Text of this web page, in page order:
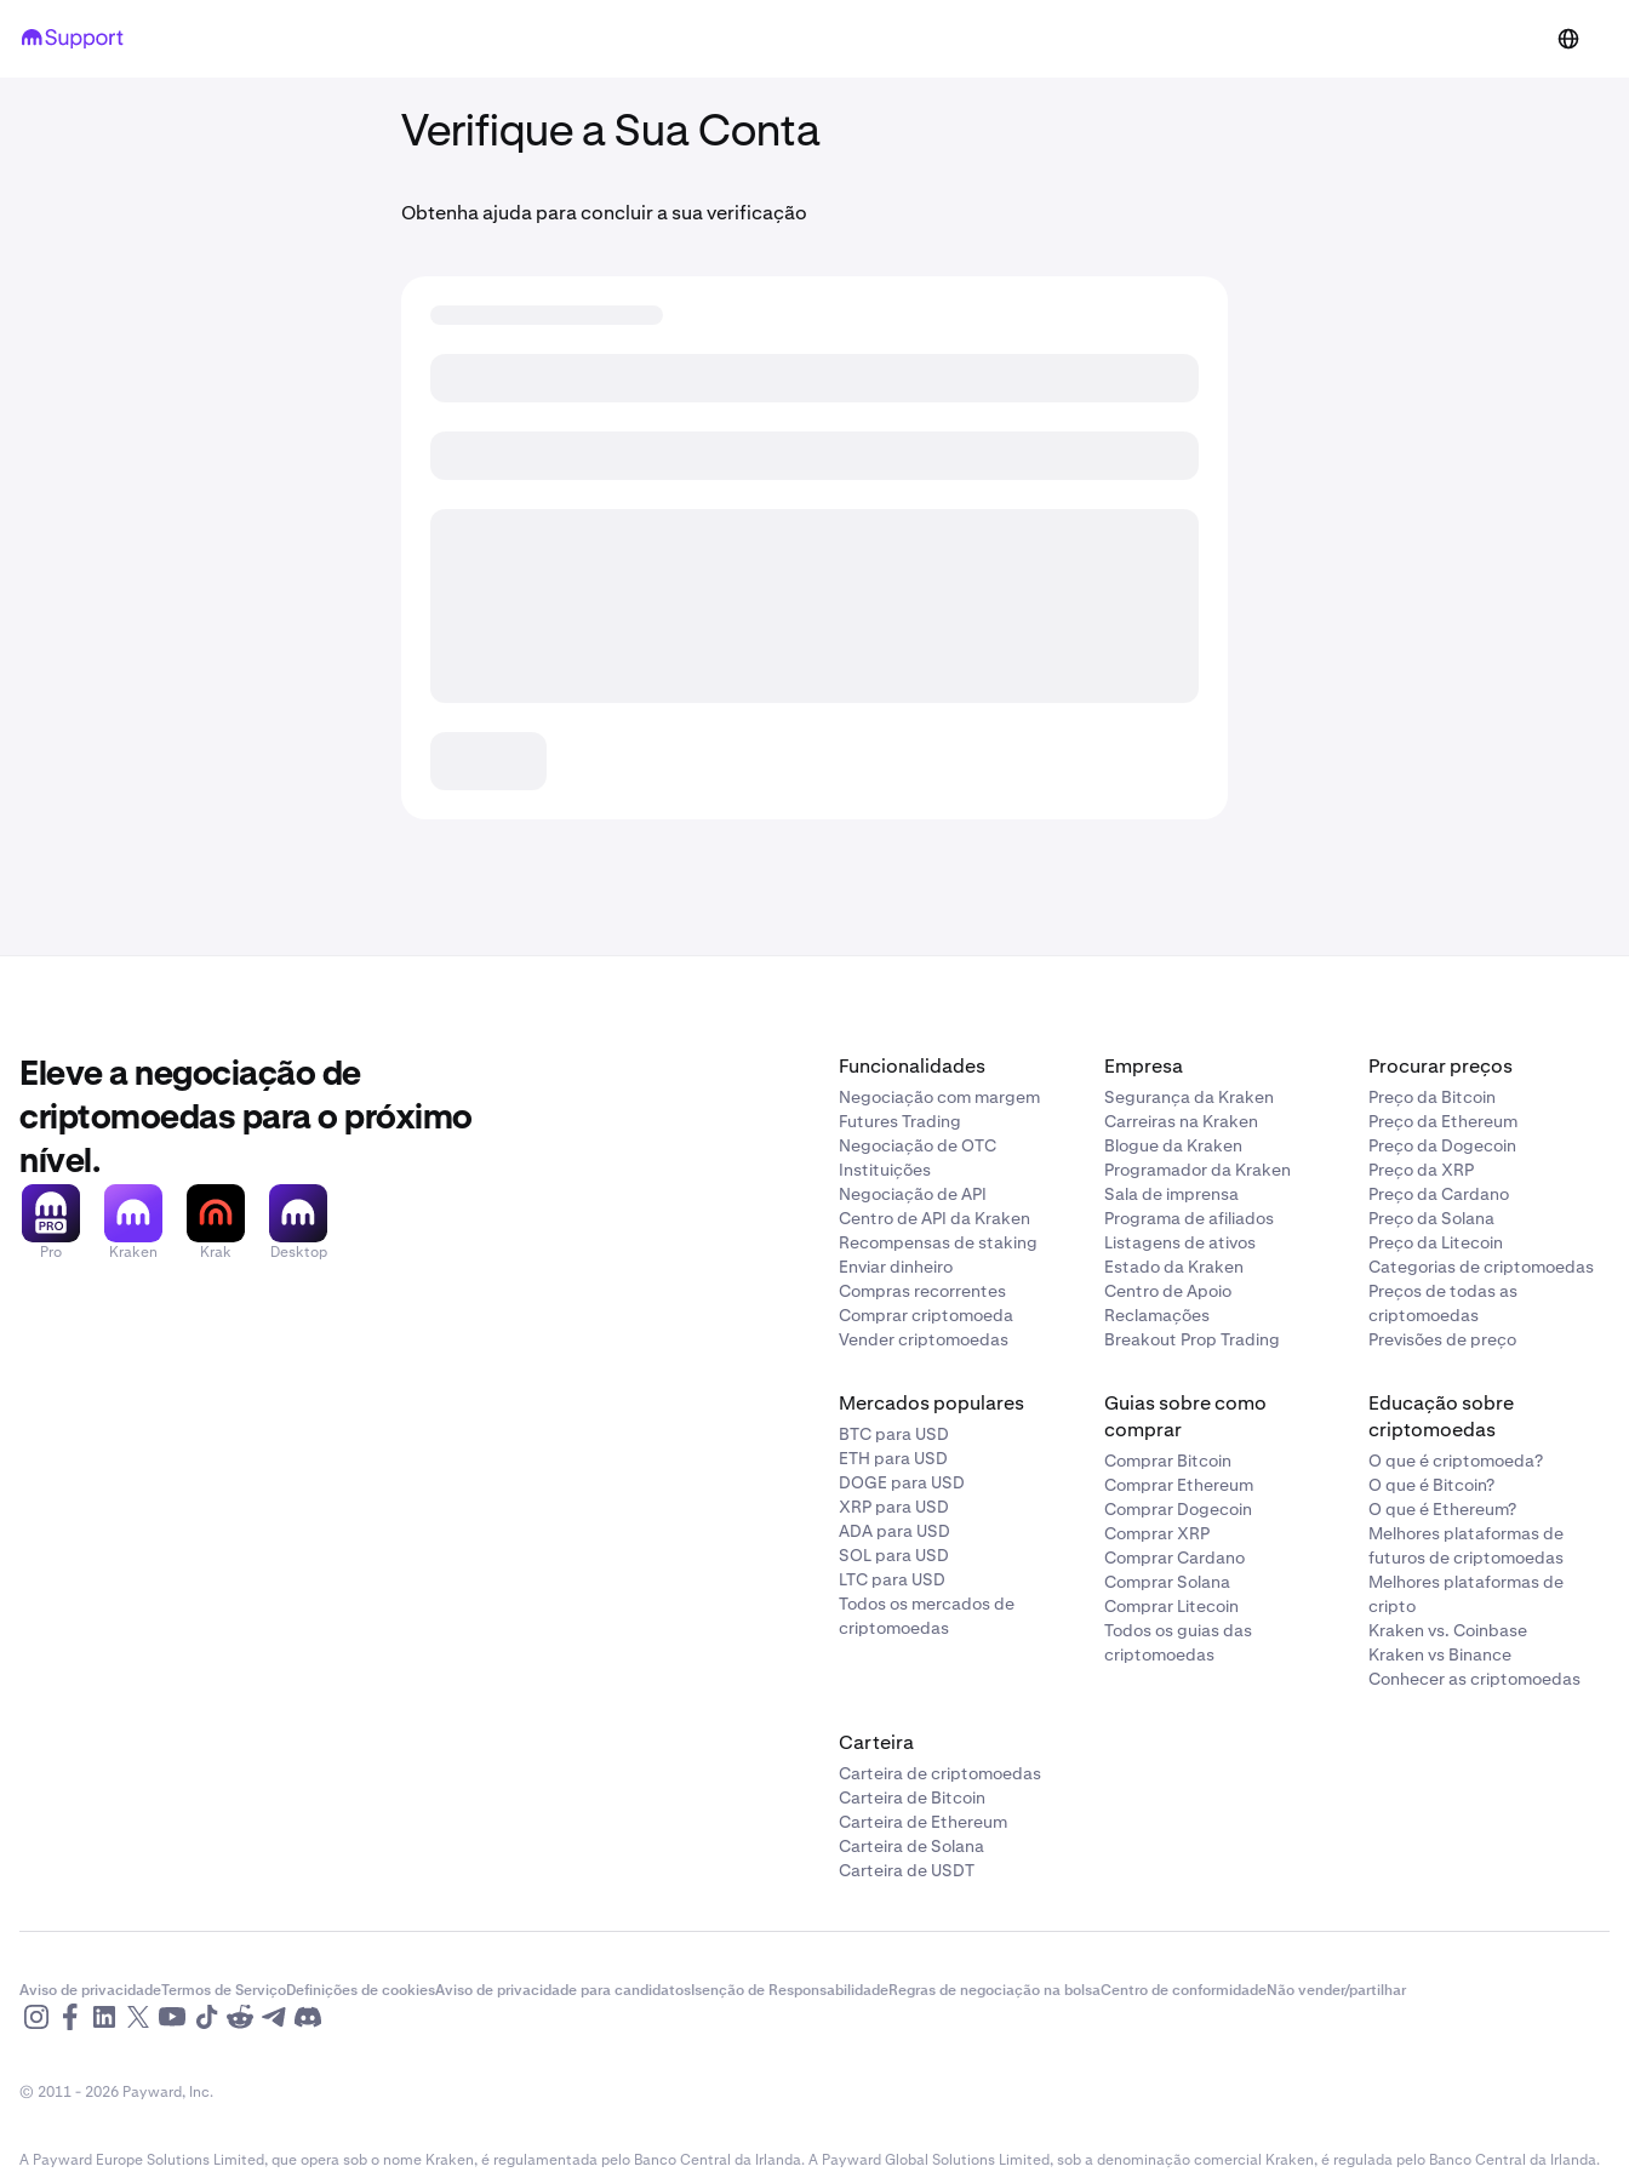
Verifique a Sua Conta
Obtenha ajuda para concluir a sua verificação
Eleve a negociação de
criptomoedas para o próximo
nível.
Pro Kraken Krak Desktop
Funcionalidades
Negociação com margem
Futures Trading
Negociação de OTC
Instituições
Negociação de API
Centro de API da Kraken
Recompensas de staking
Enviar dinheiro
Compras recorrentes
Comprar criptomoeda
Vender criptomoedas
Empresa
Segurança da Kraken
Carreiras na Kraken
Blogue da Kraken
Programador da Kraken
Sala de imprensa
Programa de afiliados
Listagens de ativos
Estado da Kraken
Centro de Apoio
Reclamações
Breakout Prop Trading
Procurar preços
Preço da Bitcoin
Preço da Ethereum
Preço da Dogecoin
Preço da XRP
Preço da Cardano
Preço da Solana
Preço da Litecoin
Categorias de criptomoedas
Preços de todas as
criptomoedas
Previsões de preço
Mercados populares
BTC para USD
ETH para USD
DOGE para USD
XRP para USD
ADA para USD
SOL para USD
LTC para USD
Todos os mercados de
criptomoedas
Guias sobre como
comprar
Comprar Bitcoin
Comprar Ethereum
Comprar Dogecoin
Comprar XRP
Comprar Cardano
Comprar Solana
Comprar Litecoin
Todos os guias das
criptomoedas
Educação sobre
criptomoedas
O que é criptomoeda?
O que é Bitcoin?
O que é Ethereum?
Melhores plataformas de
futuros de criptomoedas
Melhores plataformas de
cripto
Kraken vs. Coinbase
Kraken vs Binance
Conhecer as criptomoedas
Carteira
Carteira de criptomoedas
Carteira de Bitcoin
Carteira de Ethereum
Carteira de Solana
Carteira de USDT
Aviso de privacidadeTermos de ServiçoDefinições de cookiesAviso de privacidade para candidatosIsenção de ResponsabilidadeRegras de negociação na bolsaCentro de conformidadeNão vender/partilhar
© 2011 - 2026 Payward, Inc.
A Payward Europe Solutions Limited, que opera sob o nome Kraken, é regulamentada pelo Banco Central da Irlanda. A Payward Global Solutions Limited, sob a denominação comercial Kraken, é regulada pelo Banco Central da Irlanda.